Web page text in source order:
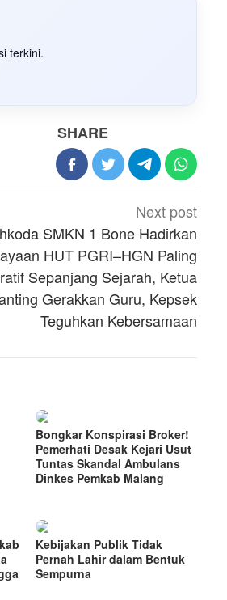
terkini.
SHARE
Next post
SMKN 1 Bone Hadirkan
HUT PGRI–HGN Paling
Sepanjang Sejarah, Ketua
Gerakkan Guru, Kepsek
Teguhkan Kebersamaan
Bongkar Konspirasi Broker!
Pemerhati Desak Kejari Usut
Tuntas Skandal Ambulans
Dinkes Pemkab Malang
Kebijakan Publik Tidak
Pernah Lahir dalam Bentuk
Sempurna